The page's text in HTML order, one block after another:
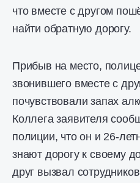
что вместе с другом
найти обратную дорогу.
Прибыв на место,
звонившего вместе с
почувствовали запах
Коллега заявителя
полиции, что он и 26-
знают дорогу к своему
друг вызвал